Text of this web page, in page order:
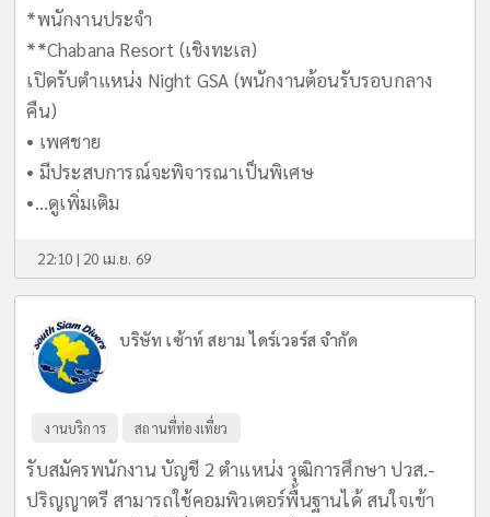
*พนักงานประจำ
**Chabana Resort (เชิงทะเล)
เปิดรับตำแหน่ง Night GSA (พนักงานต้อนรับรอบกลาง
คืน)
• เพศชาย
• มีประสบการณ์จะพิจารณาเป็นพิเศษ
•...ดูเพิ่มเติม
22:10 | 20 เม.ย. 69
บริษัท เซ้าท์ สยาม ไดร์เวอร์ส จำกัด
งานบริการ สถานที่ท่องเที่ยว
รับสมัครพนักงาน บัญชี 2 ตำแหน่ง วุฒิการศึกษา ปวส.-
ปริญญาตรี สามารถใช้คอมพิวเตอร์พื้นฐานได้ สนใจเข้า